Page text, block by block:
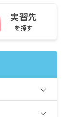
実習先
を探す